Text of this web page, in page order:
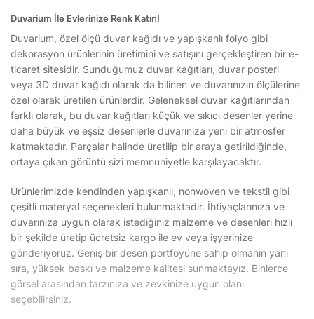
Duvarium İle Evlerinize Renk Katın!
Duvarium, özel ölçü duvar kağıdı ve yapışkanlı folyo gibi
dekorasyon ürünlerinin üretimini ve satışını gerçekleştiren bir e-
ticaret sitesidir. Sunduğumuz duvar kağıtları, duvar posteri
veya 3D duvar kağıdı olarak da bilinen ve duvarınızın ölçülerine
özel olarak üretilen ürünlerdir. Geleneksel duvar kağıtlarından
farklı olarak, bu duvar kağıtları küçük ve sıkıcı desenler yerine
daha büyük ve eşsiz desenlerle duvarınıza yeni bir atmosfer
katmaktadır. Parçalar halinde üretilip bir araya getirildiğinde,
ortaya çıkan görüntü sizi memnuniyetle karşılayacaktır.
Ürünlerimizde kendinden yapışkanlı, nonwoven ve tekstil gibi
çeşitli materyal seçenekleri bulunmaktadır. İhtiyaçlarınıza ve
duvarınıza uygun olarak istediğiniz malzeme ve desenleri hızlı
bir şekilde üretip ücretsiz kargo ile ev veya işyerinize
gönderiyoruz. Geniş bir desen portföyüne sahip olmanın yanı
sıra, yüksek baskı ve malzeme kalitesi sunmaktayız. Binlerce
görsel arasından tarzınıza ve zevkinize uygun olanı
seçebilirsiniz.